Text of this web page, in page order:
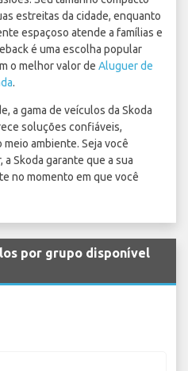
estreitas da cidade, enquanto
espaçoso atende a famílias e
é uma escolha popular
o melhor valor de Aluguer de
.
a gama de veículos da Skoda
soluções confiáveis,
ambiente. Seja você
Skoda garante que a sua
no momento em que você
por grupo disponível